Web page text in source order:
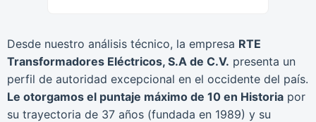
Desde nuestro análisis técnico, la empresa RTE
Transformadores Eléctricos, S.A de C.V. presenta un
perfil de autoridad excepcional en el occidente del país.
Le otorgamos el puntaje máximo de 10 en Historia por
su trayectoria de 37 años (fundada en 1989) y su